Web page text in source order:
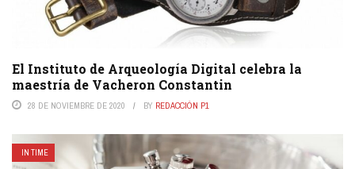
El Instituto de Arqueología Digital celebra la
maestría de Vacheron Constantin
28 DE NOVIEMBRE DE 2020 BY REDACCIÓN P1
IN TIME